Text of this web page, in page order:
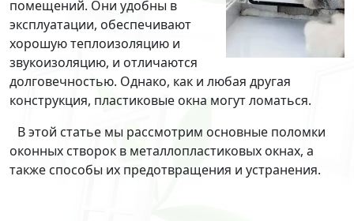
помещений. Они удобны в
эксплуатации, обеспечивают
хорошую теплоизоляцию и
звукоизоляцию, и отличаются
долговечностью. Однако, как и любая другая
конструкция, пластиковые окна могут ломаться.
В этой статье мы рассмотрим основные поломки
оконных створок в металлопластиковых окнах, а
также способы их предотвращения и устранения.